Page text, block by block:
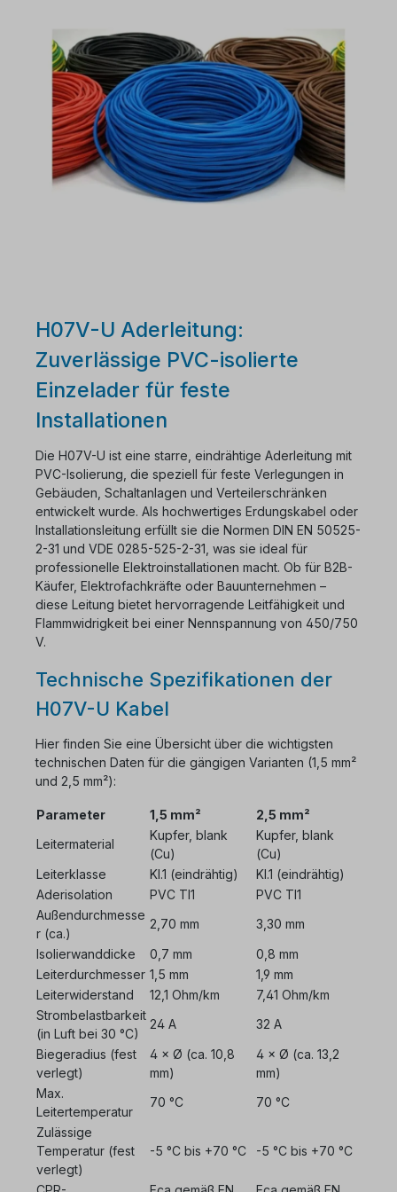
H07V-U Aderleitung:
Zuverlässige PVC-isolierte
Einzelader für feste
Installationen
Die H07V-U ist eine starre, eindrähtige Aderleitung mit
PVC-Isolierung, die speziell für feste Verlegungen in
Gebäuden, Schaltanlagen und Verteilerschränken
entwickelt wurde. Als hochwertiges Erdungskabel oder
Installationsleitung erfüllt sie die Normen DIN EN 50525-
2-31 und VDE 0285-525-2-31, was sie ideal für
professionelle Elektroinstallationen macht. Ob für B2B-
Käufer, Elektrofachkräfte oder Bauunternehmen –
diese Leitung bietet hervorragende Leitfähigkeit und
Flammwidrigkeit bei einer Nennspannung von 450/750
V.
Technische Spezifikationen der
H07V-U Kabel
Hier finden Sie eine Übersicht über die wichtigsten
technischen Daten für die gängigen Varianten (1,5 mm²
und 2,5 mm²):
Parameter 1,5 mm²
2,5 mm²
Leitermaterial
Kupfer, blank
(Cu)
Kupfer, blank
(Cu)
Leiterklasse
Kl.1 (eindrähtig)
Kl.1 (eindrähtig)
Aderisolation
PVC TI1
PVC TI1
Außendurchmesse
r (ca.)
2,70 mm
3,30 mm
Isolierwanddicke
0,7 mm
0,8 mm
Leiterdurchmesser 1,5 mm
1,9 mm
Leiterwiderstand
12,1 Ohm/km
7,41 Ohm/km
Strombelastbarkeit
(in Luft bei 30 °C)
24 A
32 A
Biegeradius (fest
verlegt)
4 × Ø (ca. 10,8
mm)
4 × Ø (ca. 13,2
mm)
Max.
Leitertemperatur
70 °C
70 °C
Zulässige
Temperatur (fest
verlegt)
-5 °C bis +70 °C -5 °C bis +70 °C